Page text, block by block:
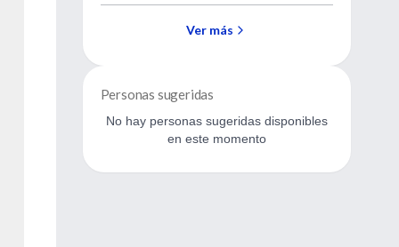
Ver más
Personas sugeridas
No hay personas sugeridas disponibles
en este momento